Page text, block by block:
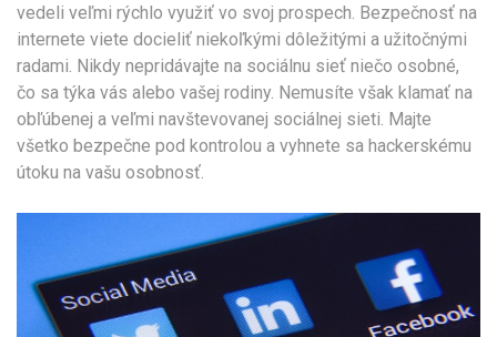
vedeli veľmi rýchlo využiť vo svoj prospech. Bezpečnosť na
internete viete docieliť niekoľkými dôležitými a užitočnými
radami. Nikdy nepridávajte na sociálnu sieť niečo osobné,
čo sa týka vás alebo vašej rodiny. Nemusíte však klamať na
obľúbenej a veľmi navštevovanej sociálnej sieti. Majte
všetko bezpečne pod kontrolou a vyhnete sa hackerskému
útoku na vašu osobnosť.